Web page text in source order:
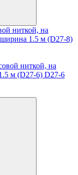
ниткой, на
1.5 м (D27-8)